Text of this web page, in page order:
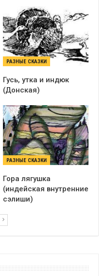
РАЗНЫЕ СКАЗКИ
Гусь, утка и индюк
(Донская)
РАЗНЫЕ СКАЗКИ
Гора лягушка
(индейская внутренние
сэлиши)